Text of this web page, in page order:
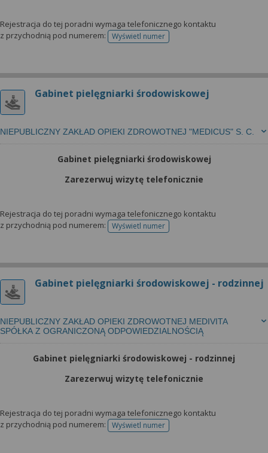
Rejestracja do tej poradni wymaga telefonicznego kontaktu
z przychodnią pod numerem:
Wyświetl numertelefonu do rejestracji
Gabinet pielęgniarki środowiskowej
NIEPUBLICZNY ZAKŁAD OPIEKI ZDROWOTNEJ "MEDICUS" S. C.
Gabinet pielęgniarki środowiskowej
Zarezerwuj wizytę telefonicznie
Rejestracja do tej poradni wymaga telefonicznego kontaktu
z przychodnią pod numerem:
Wyświetl numertelefonu do rejestracji
Gabinet pielęgniarki środowiskowej - rodzinnej
NIEPUBLICZNY ZAKŁAD OPIEKI ZDROWOTNEJ MEDIVITA
SPÓŁKA Z OGRANICZONĄ ODPOWIEDZIALNOŚCIĄ
Gabinet pielęgniarki środowiskowej - rodzinnej
Zarezerwuj wizytę telefonicznie
Rejestracja do tej poradni wymaga telefonicznego kontaktu
z przychodnią pod numerem:
Wyświetl numertelefonu do rejestracji